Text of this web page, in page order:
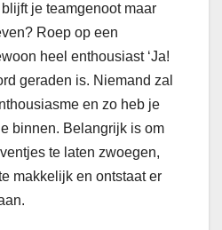
je teamgenoot maar
Roep op een
heel enthousiast ‘Ja!
geraden is. Niemand zal
en zo heb je
binnen. Belangrijk is om
te laten zwoegen,
makkelijk en ontstaat er